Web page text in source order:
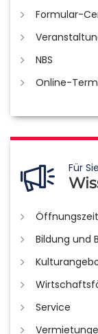
Formular-
NBS
Online-
Für Sie
Bildung und
Service